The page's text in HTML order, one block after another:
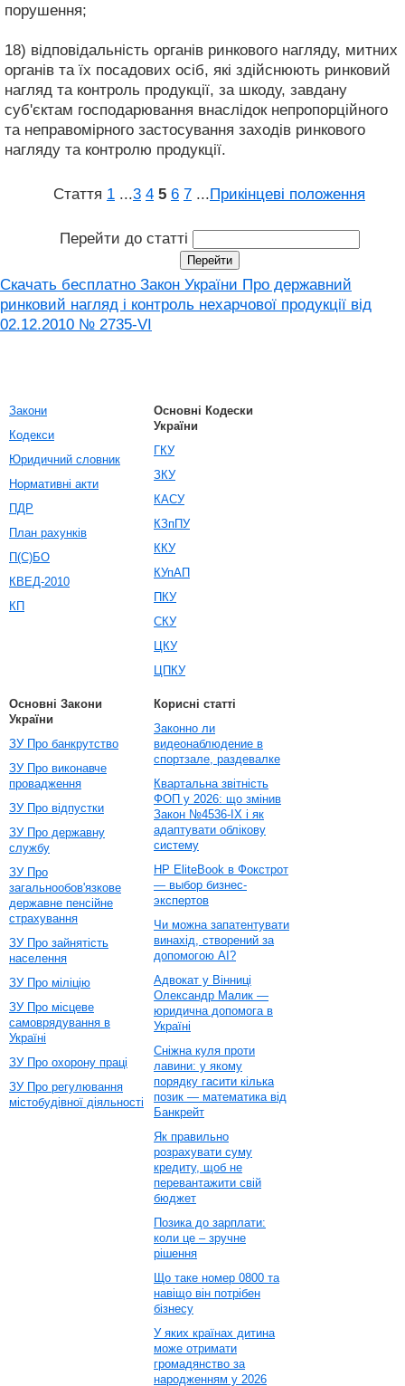
порушення;
18) відповідальність органів ринкового нагляду, митних
органів та їх посадових осіб, які здійснюють ринковий
нагляд та контроль продукції, за шкоду, завдану
суб'єктам господарювання внаслідок непропорційного
та неправомірного застосування заходів ринкового
нагляду та контролю продукції.
Стаття 1 ...3 4 5 6 7 ...Прикінцеві положення
Перейти до статті
Скачать бесплатно Закон України Про державний
ринковий нагляд і контроль нехарчової продукції від
02.12.2010 № 2735-VI
Закони
Кодекси
Юридичний словник
Нормативні акти
ПДР
План рахунків
П(С)БО
КВЕД-2010
КП
Основні Кодески
України
ГКУ
ЗКУ
КАСУ
КЗпПУ
ККУ
КУпАП
ПКУ
СКУ
ЦКУ
ЦПКУ
Основні Закони
України
ЗУ Про банкрутство
ЗУ Про виконавче
провадження
ЗУ Про відпустки
ЗУ Про державну
службу
ЗУ Про
загальнообов'язкове
державне пенсійне
страхування
ЗУ Про зайнятість
населення
ЗУ Про міліцію
ЗУ Про місцеве
самоврядування в
Україні
ЗУ Про охорону праці
ЗУ Про регулювання
містобудівної діяльності
Корисні статті
Законно ли
видеонаблюдение в
спортзале, раздевалке
Квартальна звітність
ФОП у 2026: що змінив
Закон №4536-IX і як
адаптувати облікову
систему
HP EliteBook в Фокстрот
— выбор бизнес-
экспертов
Чи можна запатентувати
винахід, створений за
допомогою AI?
Адвокат у Вінниці
Олександр Малик —
юридична допомога в
Україні
Сніжна куля проти
лавини: у якому
порядку гасити кілька
позик — математика від
Банкрейт
Як правильно
розрахувати суму
кредиту, щоб не
перевантажити свій
бюджет
Позика до зарплати:
коли це – зручне
рішення
Що таке номер 0800 та
навіщо він потрібен
бізнесу
У яких країнах дитина
може отримати
громадянство за
народженням у 2026